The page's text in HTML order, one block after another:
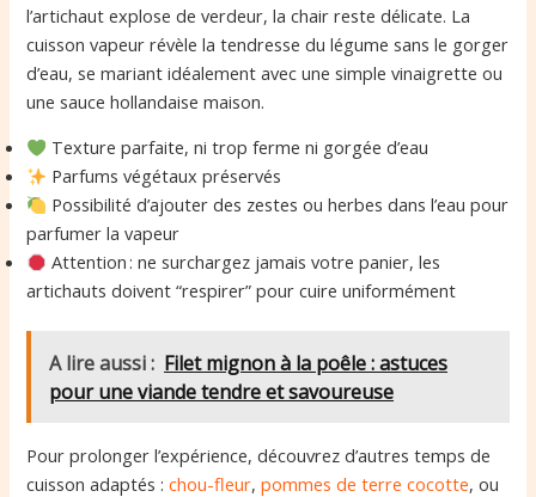
l’artichaut explose de verdeur, la chair reste délicate. La
cuisson vapeur révèle la tendresse du légume sans le gorger
d’eau, se mariant idéalement avec une simple vinaigrette ou
une sauce hollandaise maison.
Texture parfaite, ni trop ferme ni gorgée d’eau
Parfums végétaux préservés
Possibilité d’ajouter des zestes ou herbes dans l’eau pour
parfumer la vapeur
Attention : ne surchargez jamais votre panier, les
artichauts doivent “respirer” pour cuire uniformément
A lire aussi : Filet mignon à la poêle : astuces
pour une viande tendre et savoureuse
Pour prolonger l’expérience, découvrez d’autres temps de
cuisson adaptés :chou-fleur,pommes de terre cocotte, ou